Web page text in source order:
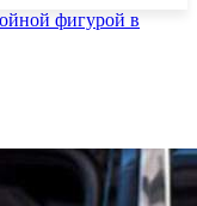
фигурой в